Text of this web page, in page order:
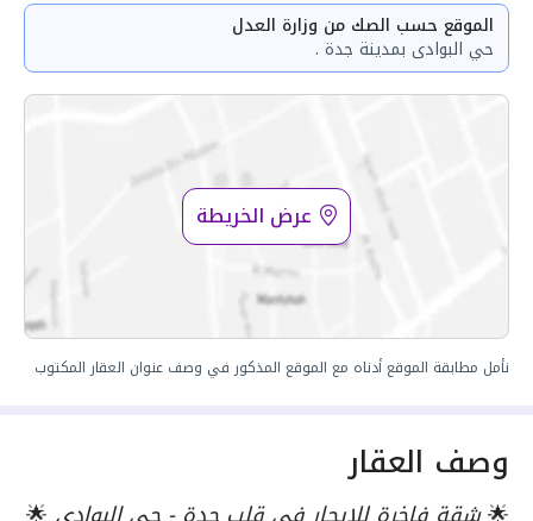
الموقع حسب الصك من وزارة العدل
حي البوادى بمدينة جدة .
عرض الخريطة
نأمل مطابقة الموقع أدناه مع الموقع المذكور في وصف عنوان العقار المكتوب
وصف العقار